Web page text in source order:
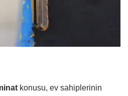
konusu, ev sahiplerinin